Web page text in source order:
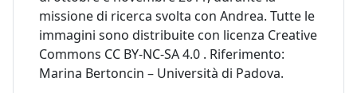
missione di ricerca svolta con Andrea. Tutte le
immagini sono distribuite con licenza Creative
Commons CC BY-NC-SA 4.0 . Riferimento:
Marina Bertoncin – Università di Padova.